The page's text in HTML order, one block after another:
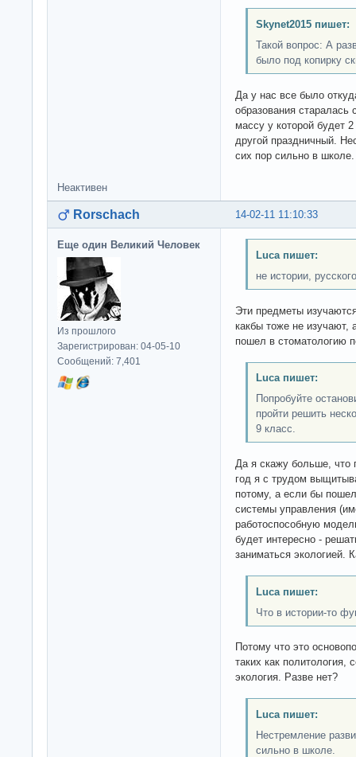
Skynet2015 пишет:
Такой вопрос: А
было под копирку
Да у нас все было
образования старалась
массу у которой будет
другой праздничный.
сих пор сильно в школе.
Неактивен
14-02-11 11:10:33
Rorschach
Еще один Великий Человек
Из прошлого
Зарегистрирован: 04-05-10
Сообщений: 7,401
Luca пишет:
не истории,
Эти предметы
какбы тоже не изучают,
пошел в стоматологию
Luca пишет:
Попробуйте
пройти решить
9 класс.
Да я скажу больше, что
год я с трудом
потому, а если бы
системы управления
работоспособную
будет интересно -
заниматься экологией.
Luca пишет:
Что в истории-то
Потому что это
таких как политология,
экология. Разве нет?
Luca пишет:
Нестремление
сильно в школе.